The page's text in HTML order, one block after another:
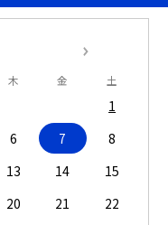
木 金 土
1
6 7
8
13 14
15
20 21
22